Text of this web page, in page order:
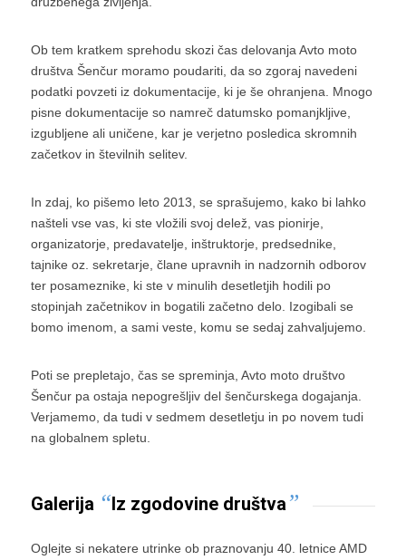
Ob tem kratkem sprehodu skozi čas delovanja Avto moto
društva Šenčur moramo poudariti, da so zgoraj navedeni
podatki povzeti iz dokumentacije, ki je še ohranjena. Mnogo
pisne dokumentacije so namreč datumsko pomanjkljive,
izgubljene ali uničene, kar je verjetno posledica skromnih
začetkov in številnih selitev.
In zdaj, ko pišemo leto 2013, se sprašujemo, kako bi lahko
našteli vse vas, ki ste vložili svoj delež, vas pionirje,
organizatorje, predavatelje, inštruktorje, predsednike,
tajnike oz. sekretarje, člane upravnih in nadzornih odborov
ter posameznike, ki ste v minulih desetletjih hodili po
stopinjah začetnikov in bogatili začetno delo. Izogibali se
bomo imenom, a sami veste, komu se sedaj zahvaljujemo.
Poti se prepletajo, čas se spreminja, Avto moto društvo
Šenčur pa ostaja nepogrešljiv del šenčurskega dogajanja.
Verjamemo, da tudi v sedmem desetletju in po novem tudi
na globalnem spletu.
Galerija “Iz zgodovine društva ”
Oglejte si nekatere utrinke ob praznovanju 40. letnice AMD